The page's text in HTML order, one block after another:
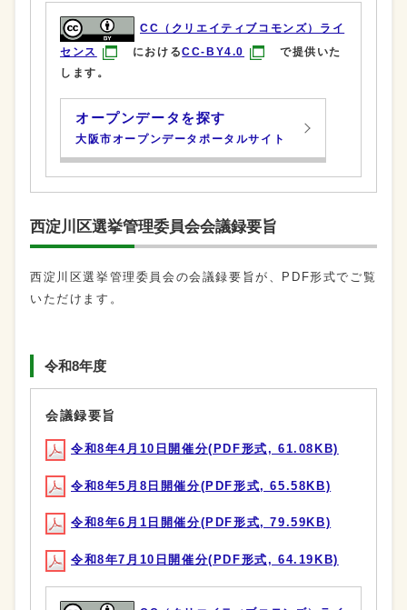
CC（クリエイティブコモンズ）ライ
センス
におけるCC-BY4.0
で提供いた
します。
オープンデータを探す
大阪市オープンデータポータルサイト
西淀川区選挙管理委員会会議録要旨
西淀川区選挙管理委員会の会議録要旨が、PDF形式でご覧
いただけます。
令和8年度
会議録要旨
令和8年4月10日開催分(PDF形式, 61.08KB)
令和8年5月8日開催分(PDF形式, 65.58KB)
令和8年6月1日開催分(PDF形式, 79.59KB)
令和8年7月10日開催分(PDF形式, 64.19KB)